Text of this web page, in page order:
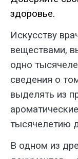
здоровье.
Искусству
веществами,
одно
сведения о
выделять из
тысячеле­тию
В одном из